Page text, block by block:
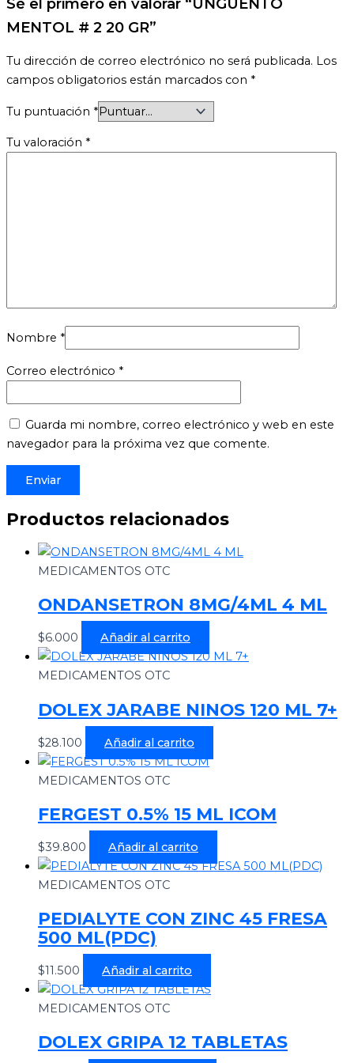
Sé el primero en valorar “UNGUENTO
MENTOL # 2 20 GR”
Tu dirección de correo electrónico no será publicada. Los
campos obligatorios están marcados con *
Tu puntuación *
Tu valoración *
Nombre *
Correo electrónico *
Guarda mi nombre, correo electrónico y web en este
navegador para la próxima vez que comente.
Productos relacionados
MEDICAMENTOS OTC
ONDANSETRON 8MG/4ML 4 ML
$6.000 Añadir al carrito
MEDICAMENTOS OTC
DOLEX JARABE NINOS 120 ML 7+
$28.100 Añadir al carrito
MEDICAMENTOS OTC
FERGEST 0.5% 15 ML ICOM
$39.800 Añadir al carrito
MEDICAMENTOS OTC
PEDIALYTE CON ZINC 45 FRESA
500 ML(PDC)
$11.500 Añadir al carrito
MEDICAMENTOS OTC
DOLEX GRIPA 12 TABLETAS